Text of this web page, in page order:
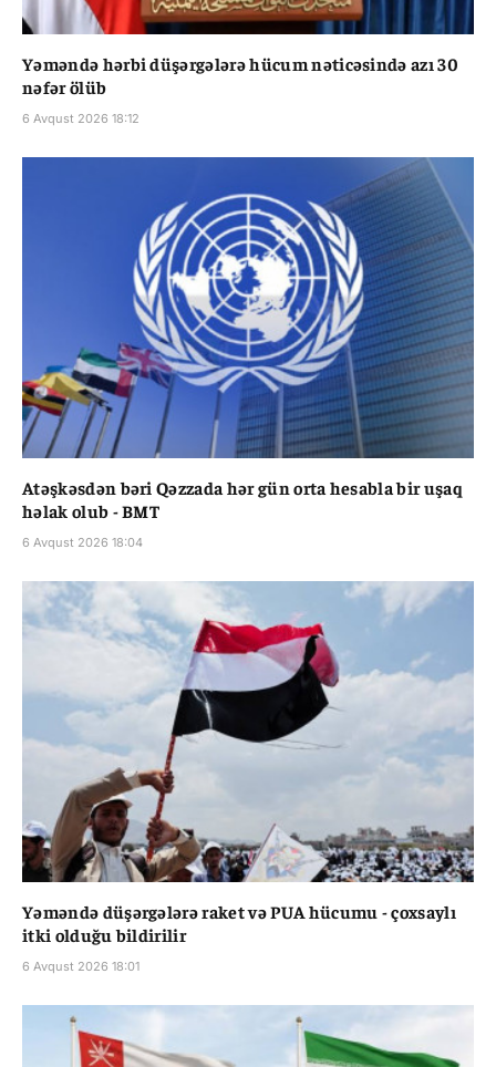
Yəməndə hərbi düşərgələrə hücum nəticəsində azı 30
nəfər ölüb
6 Avqust 2026 18:12
Atəşkəsdən bəri Qəzzada hər gün orta hesabla bir uşaq
həlak olub - BMT
6 Avqust 2026 18:04
Yəməndə düşərgələrə raket və PUA hücumu - çoxsaylı
itki olduğu bildirilir
6 Avqust 2026 18:01